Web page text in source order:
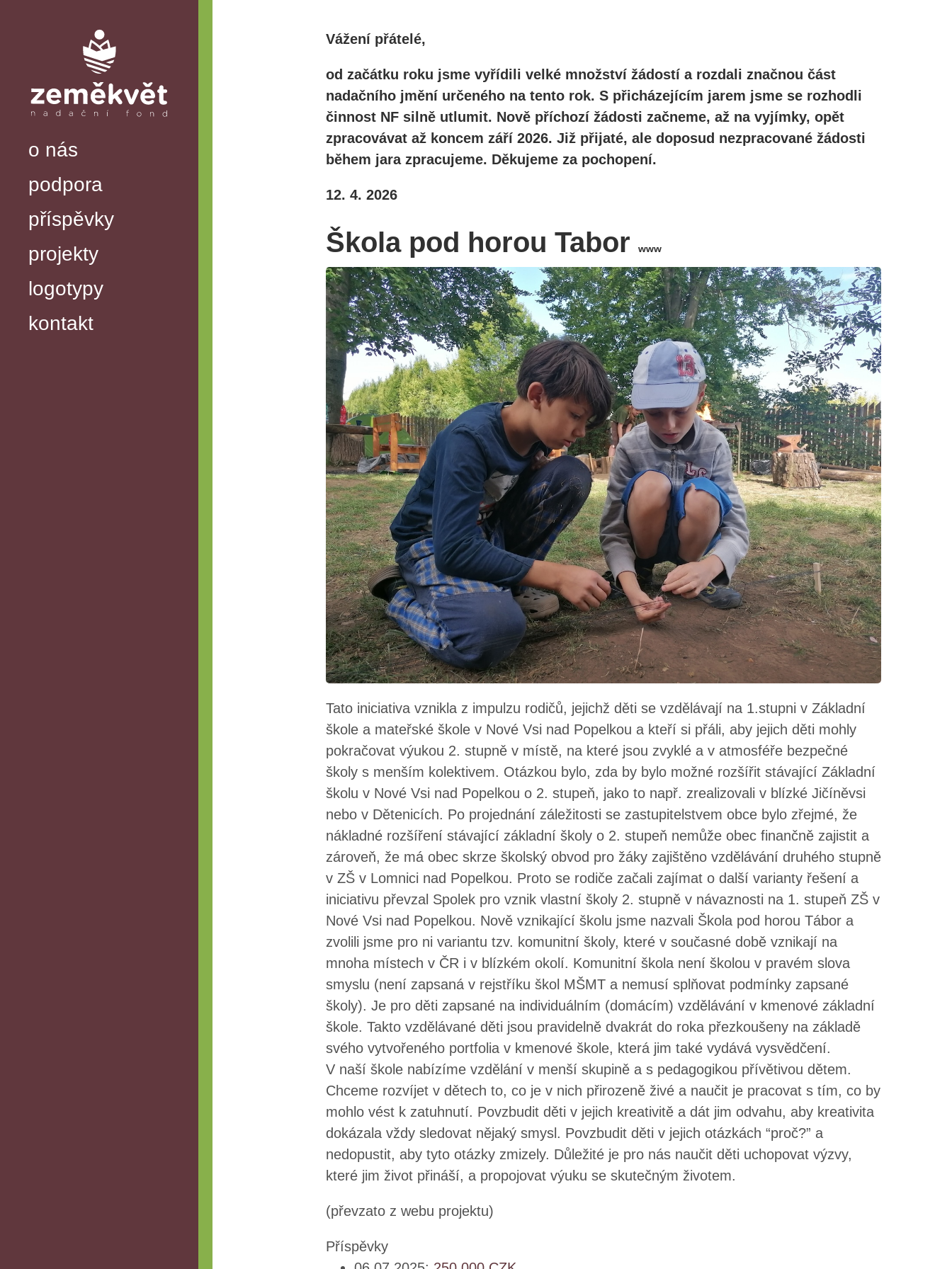
o nás
podpora
příspěvky
projekty
logotypy
kontakt
Vážení přátelé,
od začátku roku jsme vyřídili velké množství žádostí a rozdali značnou část
nadačního jmění určeného na tento rok. S přicházejícím jarem jsme se rozhodli
činnost NF silně utlumit. Nově příchozí žádosti začneme, až na vyjímky, opět
zpracovávat až koncem září 2026. Již přijaté, ale doposud nezpracované žádosti
během jara zpracujeme. Děkujeme za pochopení.
12. 4. 2026
Škola pod horou Tabor www
Tato iniciativa vznikla z impulzu rodičů, jejichž děti se vzdělávají na 1.stupni v Základní
škole a mateřské škole v Nové Vsi nad Popelkou a kteří si přáli, aby jejich děti mohly
pokračovat výukou 2. stupně v místě, na které jsou zvyklé a v atmosféře bezpečné
školy s menším kolektivem. Otázkou bylo, zda by bylo možné rozšířit stávající Základní
školu v Nové Vsi nad Popelkou o 2. stupeň, jako to např. zrealizovali v blízké Jičíněvsi
nebo v Dětenicích. Po projednání záležitosti se zastupitelstvem obce bylo zřejmé, že
nákladné rozšíření stávající základní školy o 2. stupeň nemůže obec finančně zajistit a
zároveň, že má obec skrze školský obvod pro žáky zajištěno vzdělávání druhého stupně
v ZŠ v Lomnici nad Popelkou. Proto se rodiče začali zajímat o další varianty řešení a
iniciativu převzal Spolek pro vznik vlastní školy 2. stupně v návaznosti na 1. stupeň ZŠ v
Nové Vsi nad Popelkou. Nově vznikající školu jsme nazvali Škola pod horou Tábor a
zvolili jsme pro ni variantu tzv. komunitní školy, které v současné době vznikají na
mnoha místech v ČR i v blízkém okolí. Komunitní škola není školou v pravém slova
smyslu (není zapsaná v rejstříku škol MŠMT a nemusí splňovat podmínky zapsané
školy). Je pro děti zapsané na individuálním (domácím) vzdělávání v kmenové základní
škole. Takto vzdělávané děti jsou pravidelně dvakrát do roka přezkoušeny na základě
svého vytvořeného portfolia v kmenové škole, která jim také vydává vysvědčení.
V naší škole nabízíme vzdělání v menší skupině a s pedagogikou přívětivou dětem.
Chceme rozvíjet v dětech to, co je v nich přirozeně živé a naučit je pracovat s tím, co by
mohlo vést k zatuhnutí. Povzbudit děti v jejich kreativitě a dát jim odvahu, aby kreativita
dokázala vždy sledovat nějaký smysl. Povzbudit děti v jejich otázkách “proč?” a
nedopustit, aby tyto otázky zmizely. Důležité je pro nás naučit děti uchopovat výzvy,
které jim život přináší, a propojovat výuku se skutečným životem.
(převzato z webu projektu)
Příspěvky